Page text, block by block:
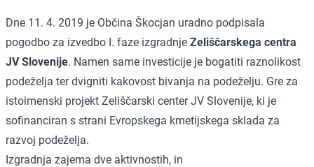
Dne 11. 4. 2019 je Občina Škocjan uradno podpisala
pogodbo za izvedbo I. faze izgradnje Zeliščarskega centra
JV Slovenije. Namen same investicije je bogatiti raznolikost
podeželja ter dvigniti kakovost bivanja na podeželju. Gre za
istoimenski projekt Zeliščarski center JV Slovenije, ki je
sofinanciran s strani Evropskega kmetijskega sklada za
razvoj podeželja.
Izgradnja zajema dve aktivnostih, in